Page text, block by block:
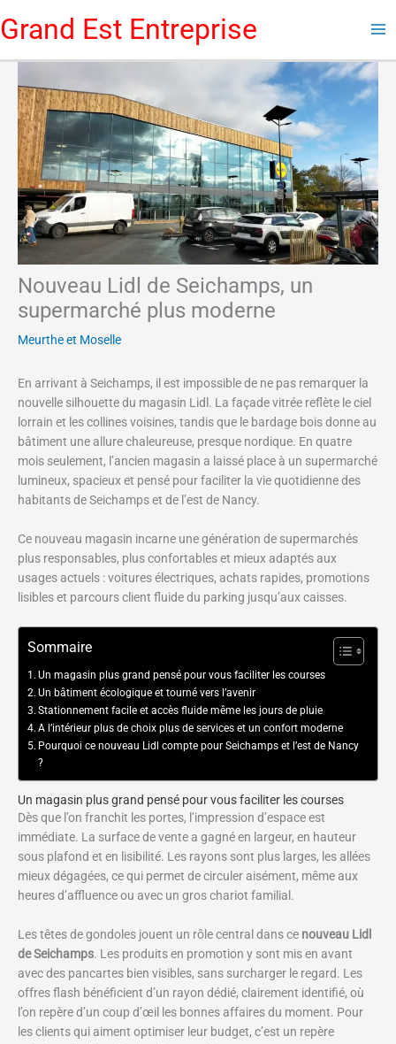
au
Grand Est Entreprise
Nouveau Lidl de Seichamps, un
supermarché plus moderne
Meurthe et Moselle
En arrivant à Seichamps, il est impossible de ne pas remarquer la
nouvelle silhouette du magasin Lidl. La façade vitrée reflète le ciel
lorrain et les collines voisines, tandis que le bardage bois donne au
bâtiment une allure chaleureuse, presque nordique. En quatre
mois seulement, l’ancien magasin a laissé place à un supermarché
lumineux, spacieux et pensé pour faciliter la vie quotidienne des
habitants de Seichamps et de l’est de Nancy.
Ce nouveau magasin incarne une génération de supermarchés
plus responsables, plus confortables et mieux adaptés aux
usages actuels : voitures électriques, achats rapides, promotions
lisibles et parcours client fluide du parking jusqu’aux caisses.
Sommaire
Un magasin plus grand pensé pour vous faciliter les courses
Un bâtiment écologique et tourné vers l’avenir
Stationnement facile et accès fluide même les jours de pluie
A l’intérieur plus de choix plus de services et un confort moderne
Pourquoi ce nouveau Lidl compte pour Seichamps et l’est de Nancy
?
Un magasin plus grand pensé pour vous faciliter les courses
Dès que l’on franchit les portes, l’impression d’espace est
immédiate. La surface de vente a gagné en largeur, en hauteur
sous plafond et en lisibilité. Les rayons sont plus larges, les allées
mieux dégagées, ce qui permet de circuler aisément, même aux
heures d’affluence ou avec un gros chariot familial.
Les têtes de gondoles jouent un rôle central dans ce nouveau Lidl
de Seichamps. Les produits en promotion y sont mis en avant
avec des pancartes bien visibles, sans surcharger le regard. Les
offres flash bénéficient d’un rayon dédié, clairement identifié, où
l’on repère d’un coup d’œil les bonnes affaires du moment. Pour
les clients qui aiment optimiser leur budget, c’est un repère